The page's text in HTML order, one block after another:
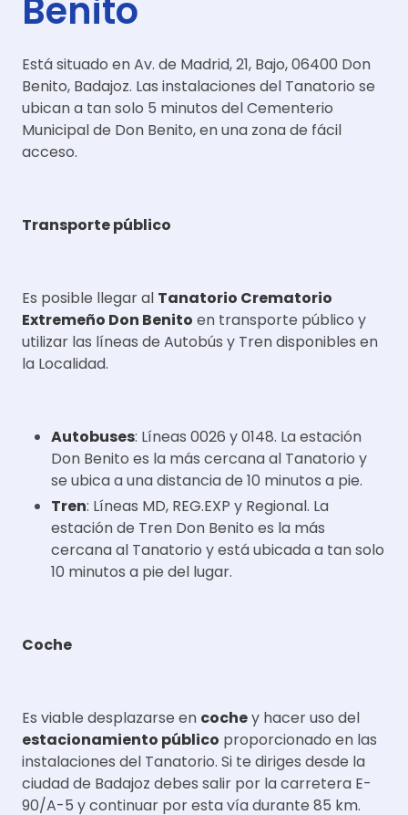
Benito
Está situado en Av. de Madrid, 21, Bajo, 06400 Don
Benito, Badajoz. Las instalaciones del Tanatorio se
ubican a tan solo 5 minutos del Cementerio
Municipal de Don Benito, en una zona de fácil
acceso.
Transporte público
Es posible llegar al Tanatorio Crematorio
Extremeño Don Benito en transporte público y
utilizar las líneas de Autobús y Tren disponibles en
la Localidad.
Autobuses: Líneas 0026 y 0148. La estación
Don Benito es la más cercana al Tanatorio y
se ubica a una distancia de 10 minutos a pie.
Tren: Líneas MD, REG.EXP y Regional. La
estación de Tren Don Benito es la más
cercana al Tanatorio y está ubicada a tan solo
10 minutos a pie del lugar.
Coche
Es viable desplazarse en cochey hacer uso del
estacionamiento público proporcionado en las
instalaciones del Tanatorio. Si te diriges desde la
ciudad de Badajoz debes salir por la carretera E-
90/A-5 y continuar por esta vía durante 85 km.